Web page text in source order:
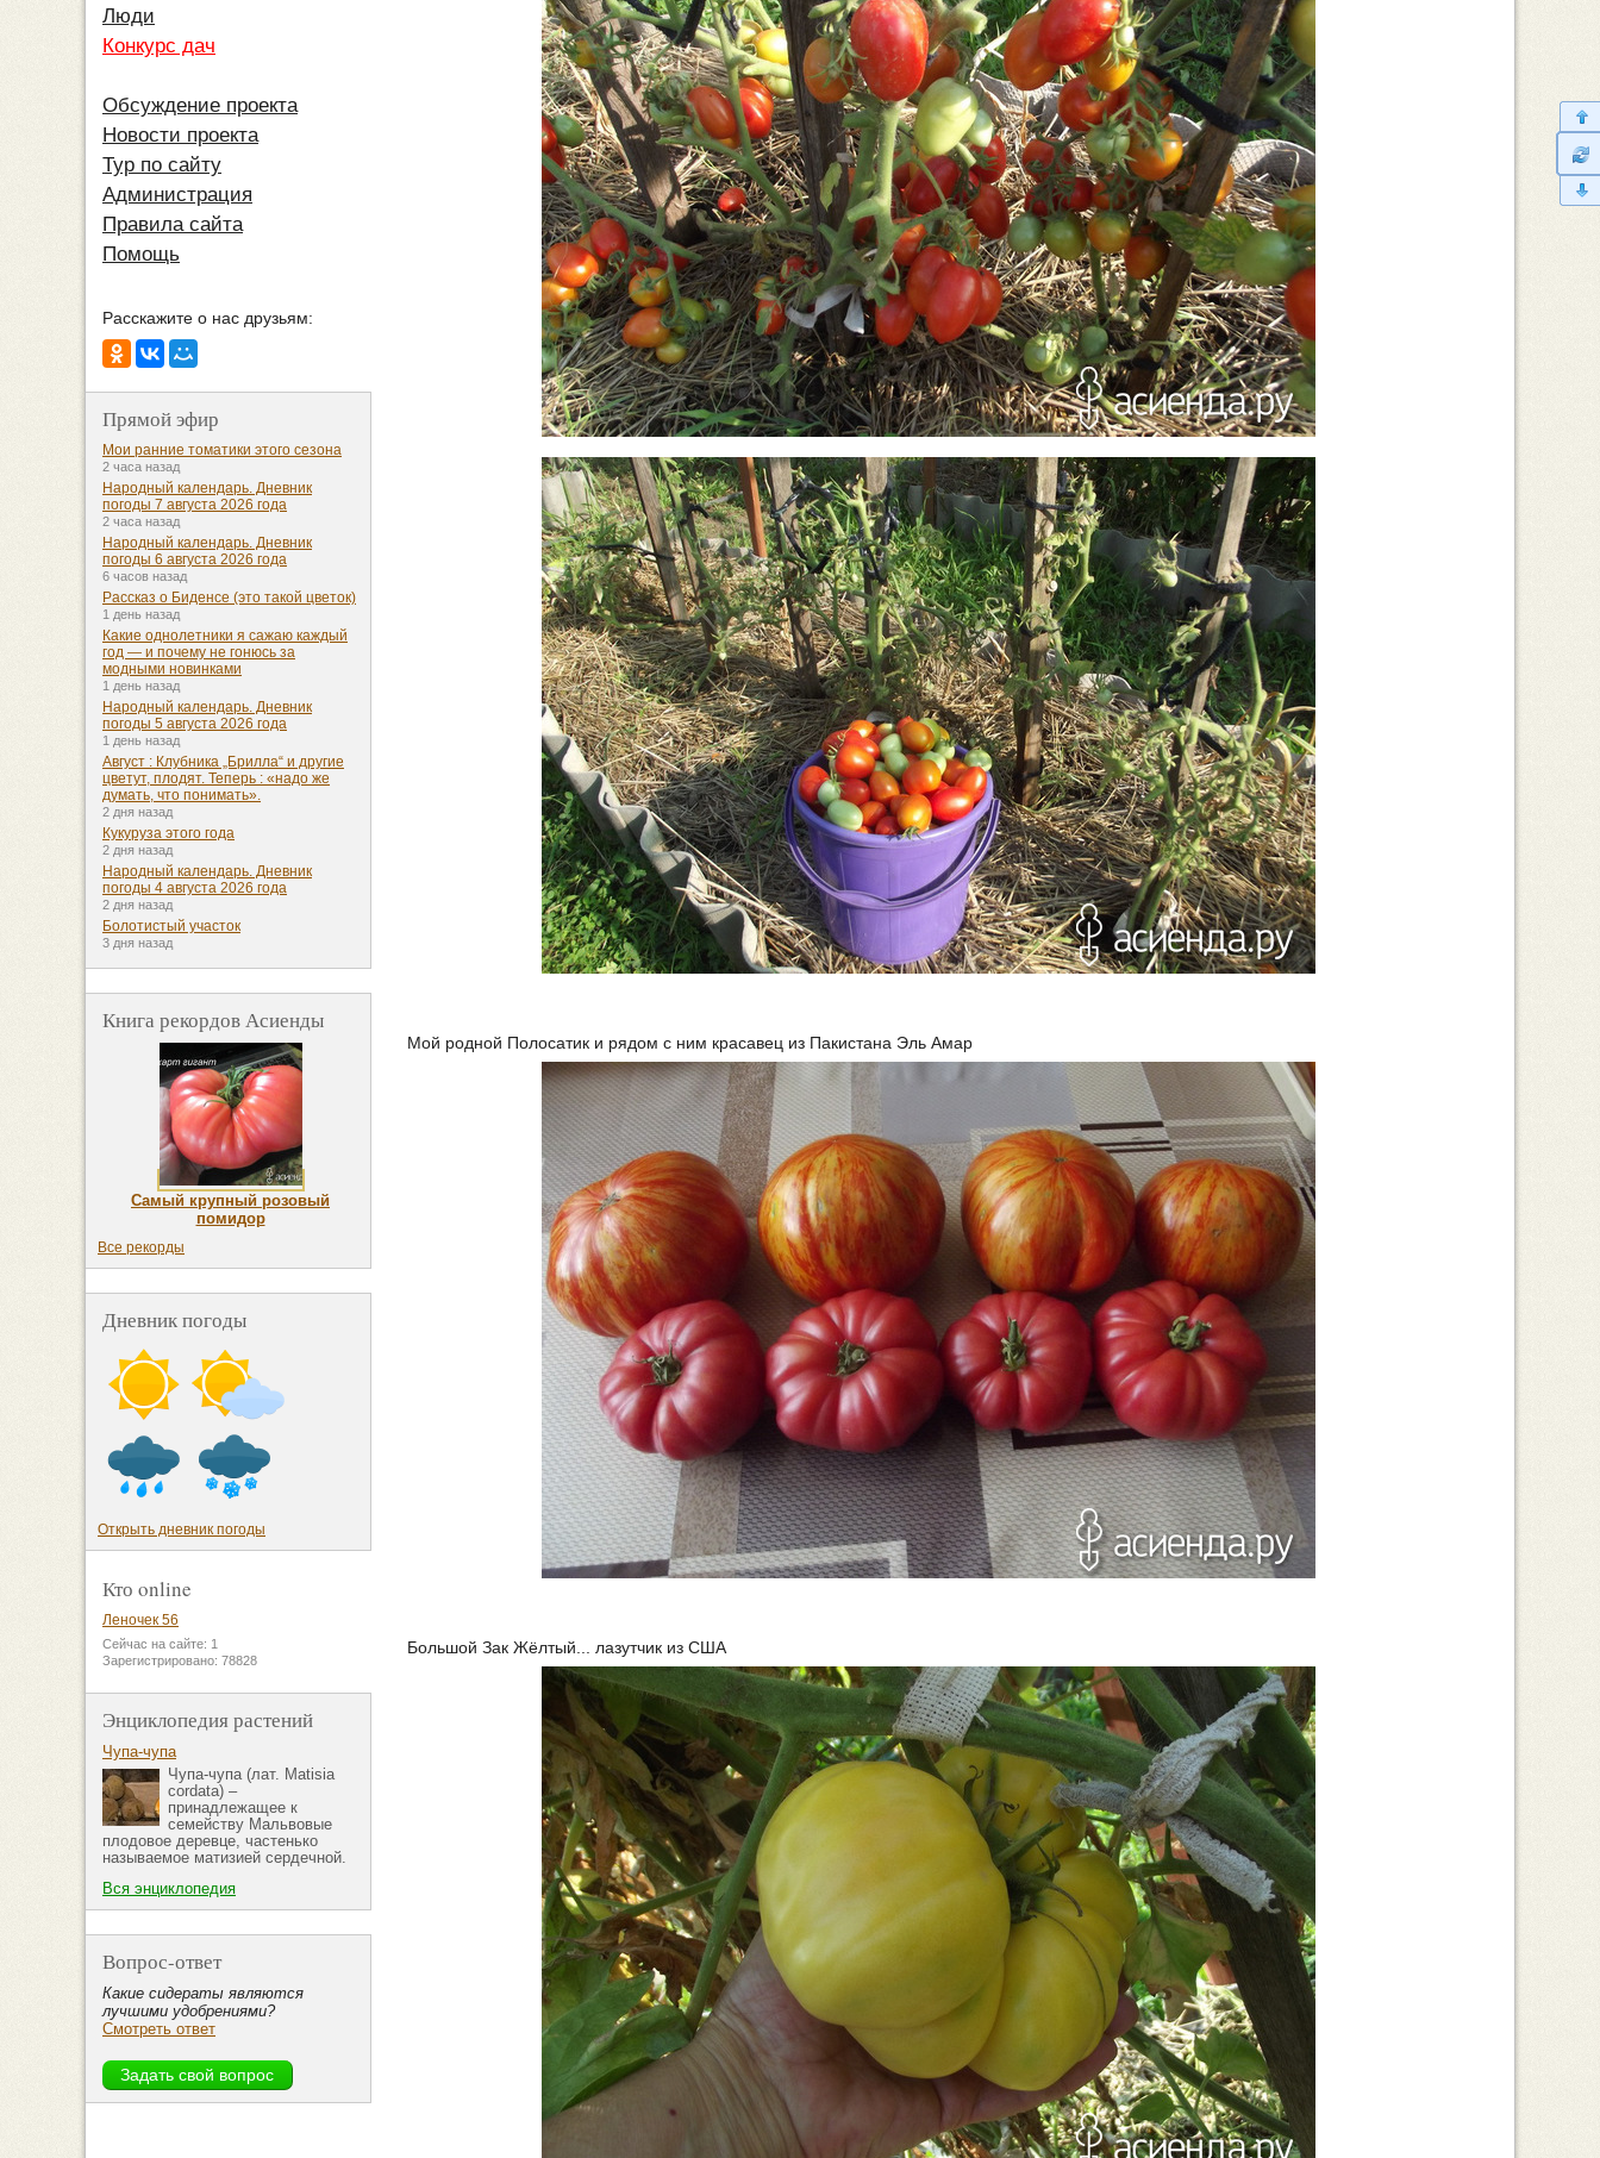
Мой родной Полосатик и рядом с ним красавец из Пакистана Эль Амар
Большой Зак Жёлтый... лазутчик из США
Люди
Конкурс дач
Обсуждение проекта
Новости проекта
Тур по сайту
Администрация
Правила сайта
Помощь
Расскажите о нас друзьям:
Прямой эфир
Мои ранние томатики этого сезона
2 часа назад
Народный календарь. Дневник
погоды 7 августа 2026 года
2 часа назад
Народный календарь. Дневник
погоды 6 августа 2026 года
6 часов назад
Рассказ о Биденсе (это такой цветок)
1 день назад
Какие однолетники я сажаю каждый
год — и почему не гонюсь за
модными новинками
1 день назад
Народный календарь. Дневник
погоды 5 августа 2026 года
1 день назад
Август : Клубника „Брилла“ и другие
цветут, плодят. Теперь : «надо же
думать, что понимать».
2 дня назад
Кукуруза этого года
2 дня назад
Народный календарь. Дневник
погоды 4 августа 2026 года
2 дня назад
Болотистый участок
3 дня назад
Книга рекордов Асиенды
Самый крупный розовый
помидор
Все рекорды
Дневник погоды
Открыть дневник погоды
Кто online
Леночек 56
Сейчас на сайте: 1
Зарегистрировано: 78828
Энциклопедия растений
Чупа-чупа
Чупа-чупа (лат. Matisia
cordata) –
принадлежащее к
семейству Мальвовые
плодовое деревце, частенько
называемое матизией сердечной.
Вся энциклопедия
Вопрос-ответ
Какие сидераты являются
лучшими удобрениями?
Смотреть ответ